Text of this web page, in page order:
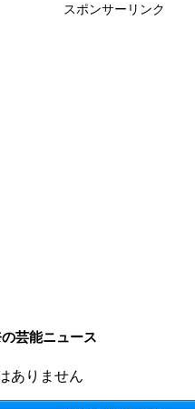
スポンサーリンク
芸能ニュース
ありません